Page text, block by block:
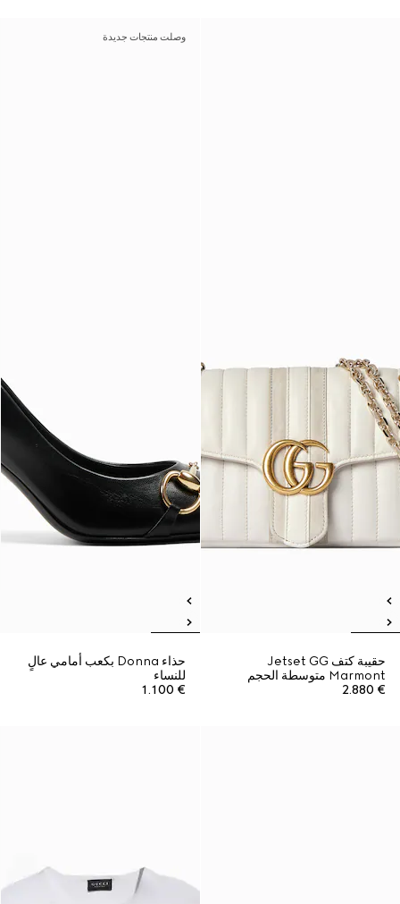
حقيبة كتف Jetset GG
Marmont متوسطة الحجم
€ 2.880
وصلت منتجات جديدة
حذاء Donna بكعب أمامي عالٍ
للنساء
€ 1.100